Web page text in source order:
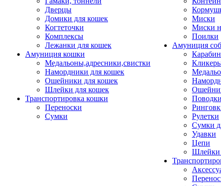
Дверцы
Домики для кошек
Когтеточки
Комплексы
Лежанки для кошек
Амуниция кошки
Медальоны,адресники,свистки
Намордники для кошек
Ошейники для кошек
Шлейки для кошек
Транспортировка кошки
Переноски
Сумки
Миски
Миски
Поилки
Амуниция
Рулетки
Сумки
Удавки
Цепи
Шлейки